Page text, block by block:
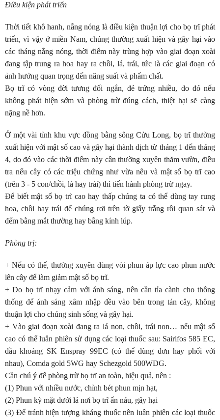
Điều kiện phát triển
Thời tiết khô hanh, nắng nóng là điều kiện thuận lợi cho bọ trĩ phát
triển, vì vậy ở miền Nam, chúng thường xuất hiện và gây hại vào
các tháng nắng nóng, thời điểm này trùng hợp vào giai đoạn xoài
đang tập trung ra hoa hay ra chồi, lá, trái, tức là các giai đoạn có
ảnh hưởng quan trọng đến năng suất và phẩm chất.
Bọ trĩ có vòng đời tương đối ngắn, đẻ trứng nhiều, do đó nếu
không phát hiện sớm và phòng trừ đúng cách, thiệt hại sẽ càng
nặng nề hơn.
Ở một vài tỉnh khu vực đồng bằng sông Cửu Long, bọ trĩ thường
xuất hiện với mật số cao và gây hại thành dịch từ tháng 1 đến tháng
4, do đó vào các thời điểm này cần thường xuyên thăm vườn, điều
tra nếu cây có các triệu chứng như vừa nêu và mật số bọ trĩ cao
(trên 3 - 5 con/chồi, lá hay trái) thì tiến hành phòng trừ ngay.
Để biết mật số bọ trĩ cao hay thấp chúng ta có thể dùng tay rung
hoa, chồi hay trái để chúng rơi trên tờ giấy trắng rồi quan sát và
đếm bằng mắt thường hay bằng kính lúp.
Phòng trị:
+ Nếu có thể, thường xuyên dùng vòi phun áp lực cao phun nước
lên cây để làm giảm mật số bọ trĩ.
+ Do bọ trĩ nhạy cảm với ánh sáng, nên cần tỉa cành cho thông
thống để ánh sáng xâm nhập đều vào bên trong tán cây, không
thuận lợi cho chúng sinh sống và gây hại.
+ Vào giai đoạn xoài đang ra lá non, chồi, trái non… nếu mật số
cao có thể luân phiên sử dụng các loại thuốc sau: Sairifos 585 EC,
dầu khoáng SK Enspray 99EC (có thể dùng đơn hay phối với
nhau), Comda gold 5WG hay Schezgold 500WDG.
Cần chú ý để phòng trừ bọ trĩ an toàn, hiệu quả, nên :
(1) Phun với nhiều nước, chỉnh bét phun mịn hạt,
(2) Phun kỹ mặt dưới lá nơi bọ trĩ ẩn náu, gây hại
(3) Để tránh hiện tượng kháng thuốc nên luân phiên các loại thuốc